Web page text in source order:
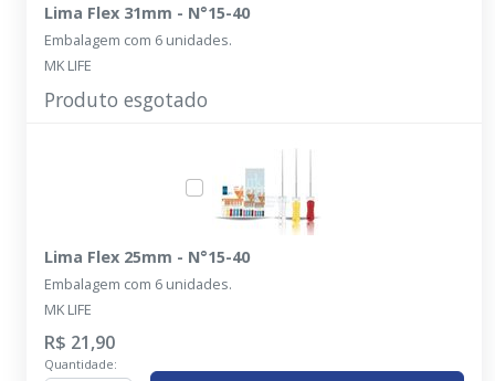
Lima Flex 31mm - N°15-40
Embalagem com 6 unidades.
MK LIFE
Produto esgotado
Lima Flex 25mm - N°15-40
Embalagem com 6 unidades.
MK LIFE
R$ 21,90
Quantidade: